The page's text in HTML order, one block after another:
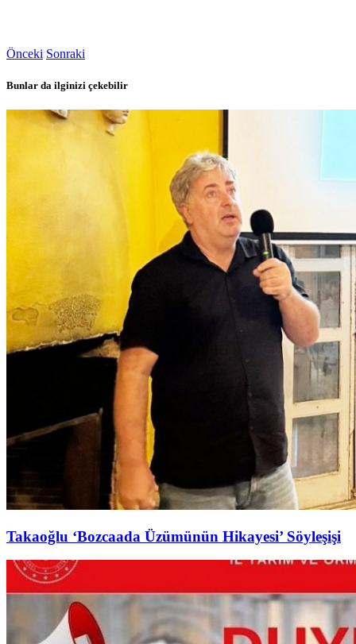
Önceki Sonraki
Bunlar da ilginizi çekebilir
Takaoğlu ‘Bozcaada Üzümünün Hikayesi’ Söyleşişi